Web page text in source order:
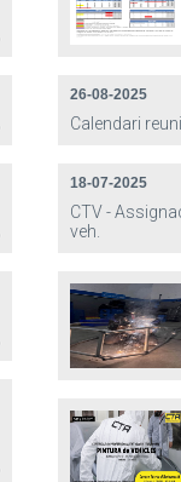
26-08-2025
Calendari
18-07-2025
CTV -
veh.